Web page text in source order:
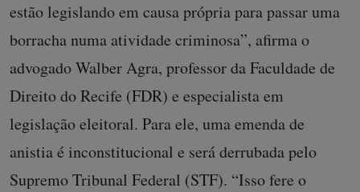
estão legislando em causa própria para passar uma
borracha numa atividade criminosa”, afirma o
advogado Walber Agra, professor da Faculdade de
Direito do Recife (FDR) e especialista em
legislação eleitoral. Para ele, uma emenda de
anistia é inconstitucional e será derrubada pelo
Supremo Tribunal Federal (STF). “Isso fere o